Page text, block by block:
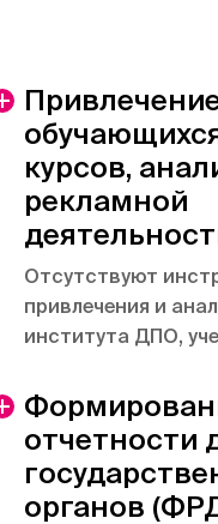
курсов,
рекламной
Отсутствуют
привлечения и
института ДПО,
отчетности
органов